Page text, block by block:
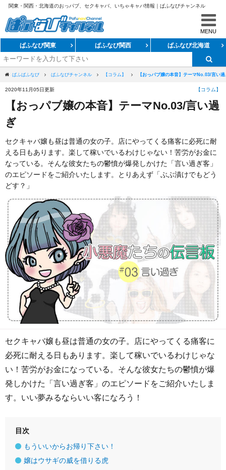
西・北海道のおっパブ、セクキャバ、いちゃキャバ情報｜ぱふなびチャンネル
MENU
ぱふなび関東 ぱふなび関西 ぱふなび北海道
ぱふぱふなび ぱふなびチャンネル 【コラム】 【おっパブ嬢の本音】テーマNo.03/言い過
お知らせ・メディア情報
コラム
2020年11月05日更新 【コラム】
【おっパブ嬢の本音】テーマNo.03/言い過
ぎ
セクキャバ嬢も昼は普通の女の子。店にやってくる痛客に必死に耐
える日もあります。楽して稼いでいるわけじゃない！苦労がお金に
なっている。そんな彼女たちの鬱憤が爆発しかけた「言い過ぎ客」
のエピソードをご紹介いたします。とりあえず「ぶぶ漬けでもどう
どす？」
セクキャバ嬢も昼は普通の女の子。店にやってくる痛客に
必死に耐える日もあります。楽して稼いでいるわけじゃな
い！苦労がお金になっている。そんな彼女たちの鬱憤が爆
発しかけた「言い過ぎ客」のエピソードをご紹介いたしま
す。いい夢みるならいい客になろう！
目次
もういいからお帰り下さい！
嬢はウサギの威を借りる虎